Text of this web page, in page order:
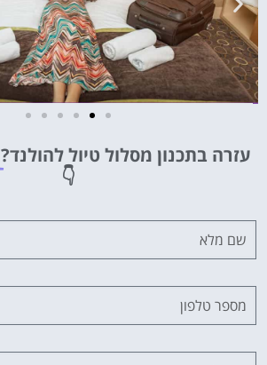
מציאת מלון
לחצו
עזרה בתכנון מסלול טיול להולנד?
👇